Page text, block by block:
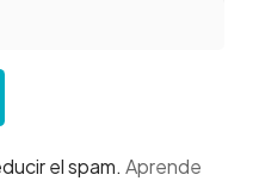
el spam. Aprende